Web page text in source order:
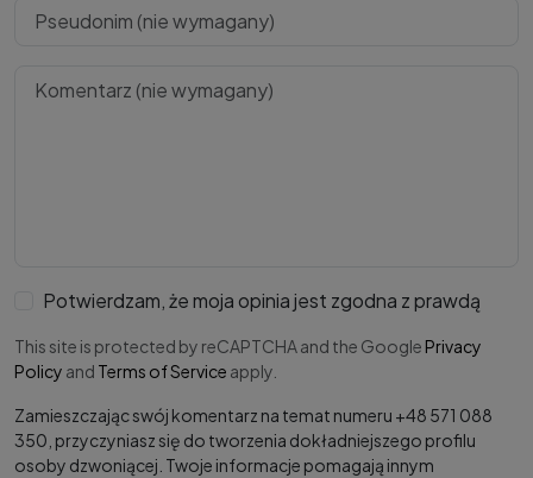
Potwierdzam, że moja opinia jest zgodna z prawdą
This site is protected by reCAPTCHA and the Google Privacy
Policy and Terms of Service apply.
Zamieszczając swój komentarz na temat numeru +48 571 088
350, przyczyniasz się do tworzenia dokładniejszego profilu
osoby dzwoniącej. Twoje informacje pomagają innym